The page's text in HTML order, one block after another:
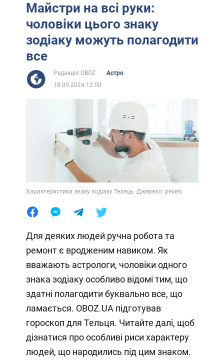
Майстри на всі руки:
чоловіки цього знаку
зодіаку можуть полагодити
все
Редакція OBOZ
Астро
18.09.2024 12:00
Характеристика знаку зодіаку Телець. Джерело: pexels
Для деяких людей ручна робота та
ремонт є вродженим навиком. Як
вважають астрологи, чоловіки одного
знака зодіаку особливо відомі тим, що
здатні полагодити буквально все, що
ламається. OBOZ.UA підготував
гороскоп для Тельця. Читайте далі, щоб
дізнатися про особливі риси характеру
людей, що народились під цим знаком.